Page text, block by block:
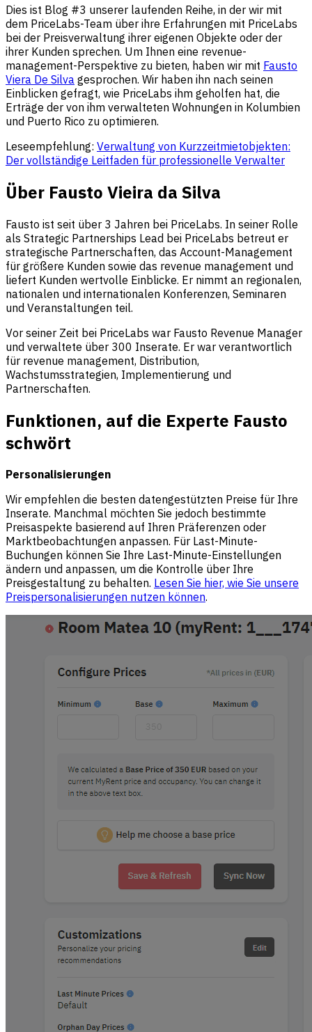
Dies ist Blog #3 unserer laufenden Reihe, in der wir mit
dem PriceLabs-Team über ihre Erfahrungen mit PriceLabs
bei der Preisverwaltung ihrer eigenen Objekte oder der
ihrer Kunden sprechen. Um Ihnen eine revenue-
management-Perspektive zu bieten, haben wir mit Fausto
Viera De Silva gesprochen. Wir haben ihn nach seinen
Einblicken gefragt, wie PriceLabs ihm geholfen hat, die
Erträge der von ihm verwalteten Wohnungen in Kolumbien
und Puerto Rico zu optimieren.
Leseempfehlung: Verwaltung von Kurzzeitmietobjekten:
Der vollständige Leitfaden für professionelle Verwalter
Über Fausto Vieira da Silva
Fausto ist seit über 3 Jahren bei PriceLabs. In seiner Rolle
als Strategic Partnerships Lead bei PriceLabs betreut er
strategische Partnerschaften, das Account-Management
für größere Kunden sowie das revenue management und
liefert Kunden wertvolle Einblicke. Er nimmt an regionalen,
nationalen und internationalen Konferenzen, Seminaren
und Veranstaltungen teil.
Vor seiner Zeit bei PriceLabs war Fausto Revenue Manager
und verwaltete über 300 Inserate. Er war verantwortlich
für revenue management, Distribution,
Wachstumsstrategien, Implementierung und
Partnerschaften.
Funktionen, auf die Experte Fausto
schwört
Personalisierungen
Wir empfehlen die besten datengestützten Preise für Ihre
Inserate. Manchmal möchten Sie jedoch bestimmte
Preisaspekte basierend auf Ihren Präferenzen oder
Marktbeobachtungen anpassen. Für Last-Minute-
Buchungen können Sie Ihre Last-Minute-Einstellungen
ändern und anpassen, um die Kontrolle über Ihre
Preisgestaltung zu behalten. Lesen Sie hier, wie Sie unsere
Preispersonalisierungen nutzen können.